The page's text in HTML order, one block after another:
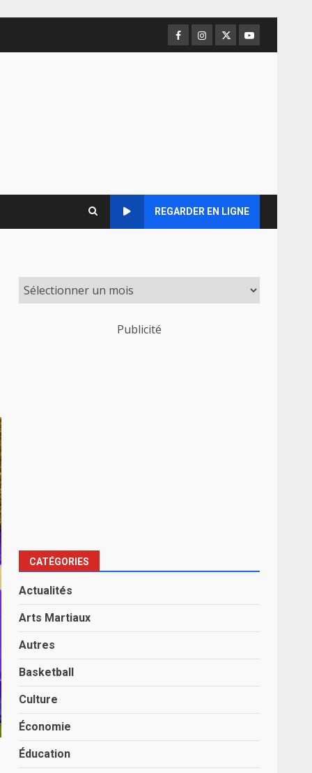
Facebook
Instagram
TwitterYoutube
REGARDER EN LIGNE
Publicité
CATÉGORIES
Actualités
Arts Martiaux
Autres
Basketball
Culture
Économie
Éducation